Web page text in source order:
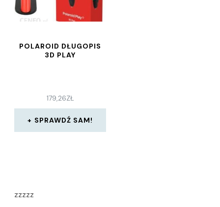
POLAROID DŁUGOPIS
3D PLAY
179,26ZŁ
SPRAWDŹ SAM!
zzzzz